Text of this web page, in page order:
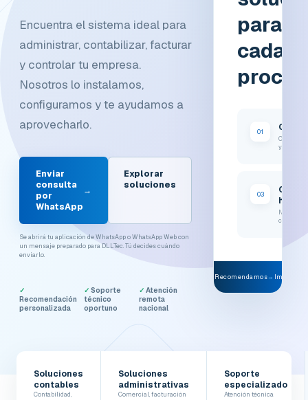
Encuentra el sistema ideal para
administrar, contabilizar, facturar
y controlar tu empresa.
Nosotros lo instalamos,
configuramos y te ayudamos a
aprovecharlo.
Enviar
consulta
por
WhatsApp
→
Explorar
soluciones
Se abrirá tu aplicación de WhatsApp o WhatsApp Web con
un mensaje preparado para DLLTec. Tú decides cuándo
enviarlo.
✓
Recomendación
personalizada
✓ Soporte
técnico
oportuno
✓ Atención
remota
nacional
para
cada
01
y control
03
Nómina y
Recomendamos→
Soluciones
contables
Contabilidad,
Soluciones
administrativas
Comercial, facturación
Soporte
especializado
Atención técnica